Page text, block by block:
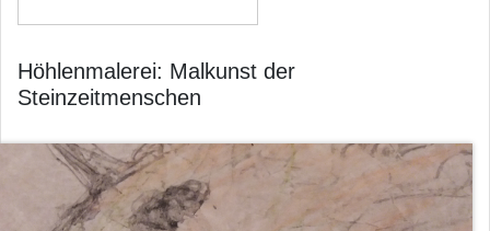
Höhlenmalerei: Malkunst der
Steinzeitmenschen